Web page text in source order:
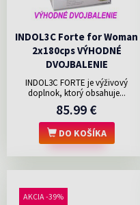
INDOL3C Forte for Woman
2x180cps VÝHODNÉ
DVOJBALENIE
INDOL3C FORTE je výživový
doplnok, ktorý obsahuje...
85.99 €
DO KOŠÍKA
AKCIA -39%